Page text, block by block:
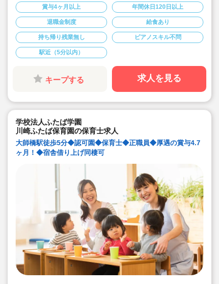
★年間休日120日としっかりお休みが取れます。
★通勤が便利な駅近くのアクセスです。
★退職金制度あり※私学共済に加入できます！
★姉妹園の幼稚園と隣接、幼児は一緒に幼稚園で学びま
す！（9～14時）
★明るく楽しく元気に保育に取り組んでくださる方歓迎
です
賞与4ヶ月以上 年間休日120日以上
退職金制度 給食あり
持ち帰り残業無し ピアノスキル不問
駅近（5分以内）
キープする 求人を見る
学校法人ふたば学園
川崎ふたば保育園の保育士求人
大師橋駅徒歩5分◆認可園◆保育士◆正職員◆厚遇の賞与4.7
ヶ月！◆宿舎借り上げ同棲可